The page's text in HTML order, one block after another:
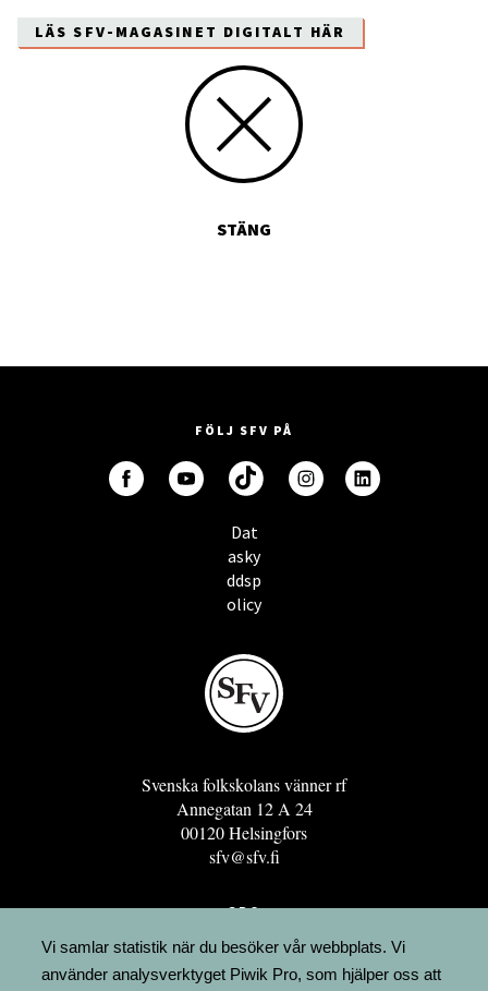
LÄS SFV-MAGASINET DIGITALT HÄR
STÄNG
FÖLJ SFV PÅ
Dat
asky
ddsp
olicy
Svenska folkskolans vänner rf
Annegatan 12 A 24
00120 Helsingfors
sfv@sfv.fi
GRO
FÖRENINGSRESURSEN
MINNESRUNOR.FI
Vi samlar statistik när du besöker vår webbplats. Vi
använder analysverktyget Piwik Pro, som hjälper oss att